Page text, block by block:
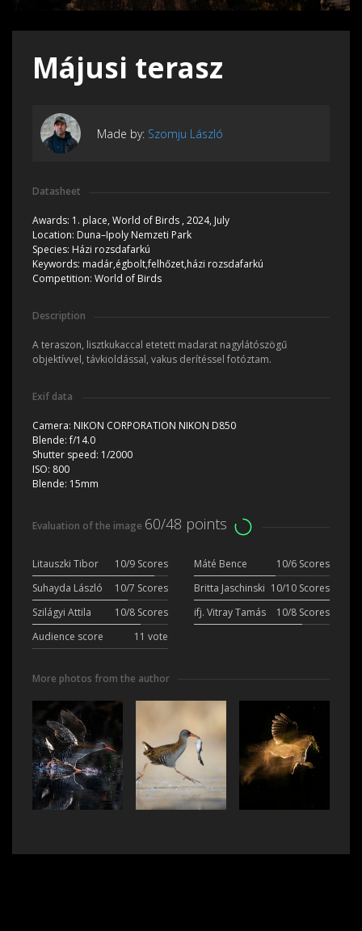
Májusi terasz
Made by: Szomju László
Datasheet
Awards: 1. place, World of Birds , 2024, July
Location: Duna–Ipoly Nemzeti Park
Species: Házi rozsdafarkú
Keywords: madár,égbolt,felhőzet,házi rozsdafarkú
Competition: World of Birds
Description
A teraszon, lisztkukaccal etetett madarat nagylátószögű
objektívvel, távkioldással, vakus derítéssel fotóztam.
Exif data
Camera: NIKON CORPORATION NIKON D850
Blende:f/14.0
Shutter speed: 1/2000
ISO: 800
Blende: 15mm
Evaluation of the image 60/48 points
Litauszki Tibor 10/9 Scores Máté Bence
10/6 Scores
Suhayda László
10/7 Scores Britta Jaschinski 10/10 Scores
Szilágyi Attila
10/8 Scores ifj. Vitray Tamás
10/8 Scores
Audience score
11 vote
More photos from the author